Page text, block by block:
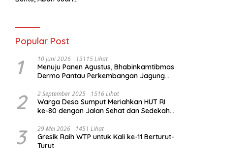
Jadikan Kesalahan
Membatalkan Hak
Popular Post
1 10 Juni 2026 13115 Lihat
Menuju Panen Agustus, Bhabinkamtibmas
Dermo Pantau Perkembangan Jagung
2 2 September 2025 1516 Lihat
Warga Desa Sumput Meriahkan HUT RI
ke-80 dengan Jalan Sehat dan Sedekah
3 29 Mei 2026 1451 Lihat
Gresik Raih WTP untuk Kali ke-11 Berturut-
Turut